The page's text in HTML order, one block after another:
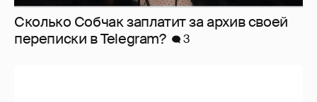
Сколько Собчак заплатит за архив своей
перeписки в Telegram?
3